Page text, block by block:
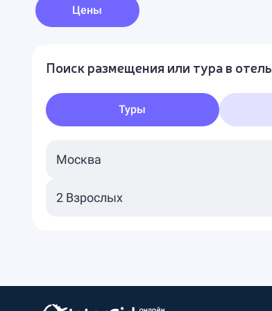
Цены
Поиск размещения или тура в отель
Туры